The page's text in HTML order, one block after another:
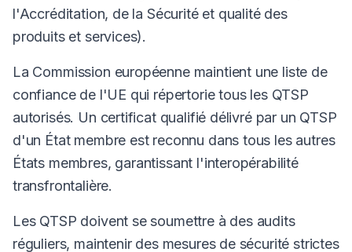
l'Accréditation, de la Sécurité et qualité des
produits et services).
La Commission européenne maintient une liste de
confiance de l'UE qui répertorie tous les QTSP
autorisés. Un certificat qualifié délivré par un QTSP
d'un État membre est reconnu dans tous les autres
États membres, garantissant l'interopérabilité
transfrontalière.
Les QTSP doivent se soumettre à des audits
réguliers, maintenir des mesures de sécurité strictes